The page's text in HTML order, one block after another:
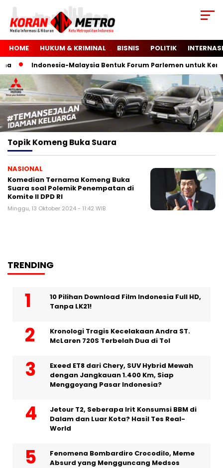
HOME HUKUM & KRIMINAL BISNIS POLITIK
Indonesia-Malaysia Bentuk Forum Parlemen untuk
TopikKomeng Buka Suara
NASIONAL
Komedian Ternama Komeng Buka
Suara soal Polemik Penempatan di
Komite II DPD RI
Minggu, 13 Oktober 2024 - 11:42 WIB
TRENDING
10 Pilihan Download Film Indonesia Full HD,
Tanpa LK21!
Kronologi Tragis Kecelakaan Andra ST.
McLaren 720S Terbelah Dua di Tol
Exeed ET8 dari Chery, SUV Hybrid Mewah
dengan Jangkauan 1.400 Km, Siap
Menggoyang Pasar Indonesia?
Jetour T2, Seberapa Irit Konsumsi BBM di
Dalam dan Luar Kota? Hasil Tes Real-
World
Fenomena Bombardiro Crocodilo, Meme
Absurd yang Mengguncang Medsos